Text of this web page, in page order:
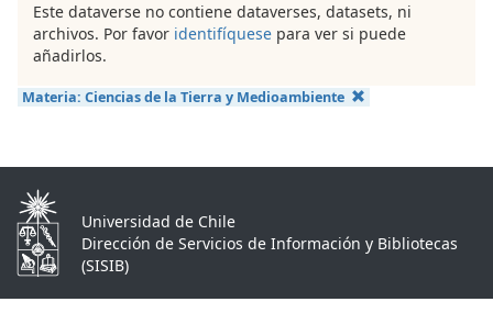
Este dataverse no contiene dataverses, datasets, ni
archivos. Por favor identifíquese para ver si puede
añadirlos.
Materia: Ciencias de la Tierra y Medioambiente
Universidad de Chile
Dirección de Servicios de Información y Bibliotecas
(SISIB)